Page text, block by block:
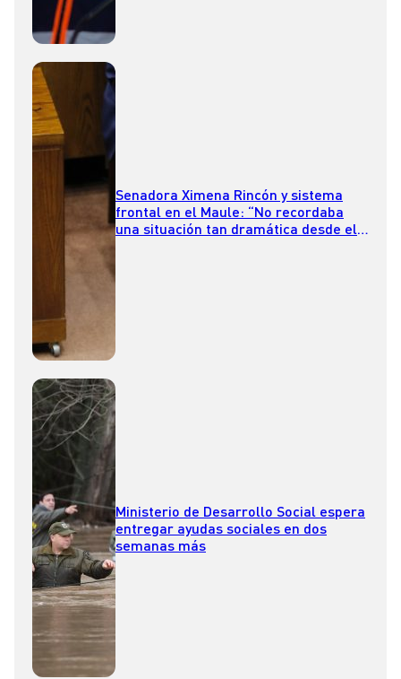
Senadora Ximena Rincón y sistema
frontal en el Maule: “No recordaba
una situación tan dramática desde el
Ministerio de Desarrollo Social espera
entregar ayudas sociales en dos
semanas más